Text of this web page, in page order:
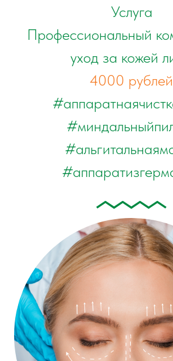
Услуга
Профессиональный
уход за кожей
4000 рублей